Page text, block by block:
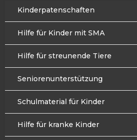
Kinderpatenschaften
Hilfe für Kinder mit SMA
Hilfe für streunende Tiere
Seniorenunterstützung
Schulmaterial für Kinder
Hilfe für kranke Kinder